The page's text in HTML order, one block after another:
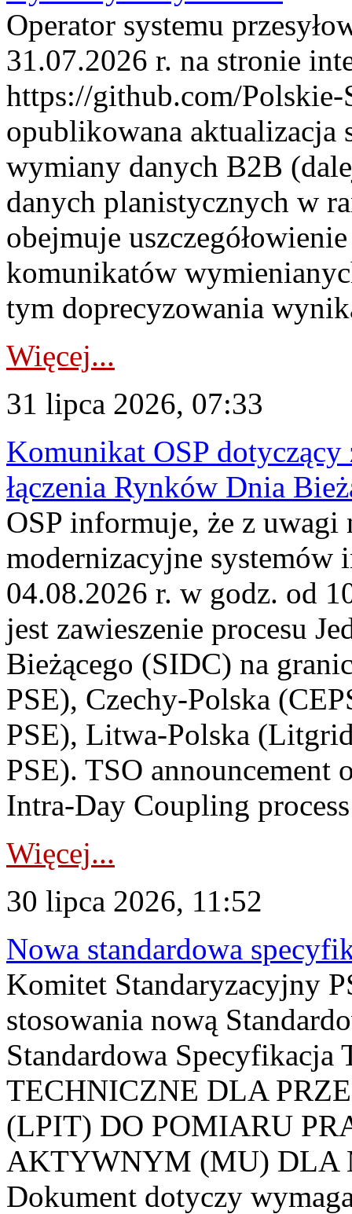
Operator systemu
31.07.2026 r. na stronie
https://github.com/Polskie-
opublikowana aktualizacja
wymiany danych B2B
danych planistycznych w
obejmuje
komunikatów
tym doprecyzowania
Więcej...
31 lipca 2026, 07:33
Komunikat OSP dotyczący
łączenia Rynków Dnia
OSP informuje, że z uwagi
modernizacyjne
04.08.2026 r. w godz. od
jest zawieszenie procesu
Bieżącego (SIDC) na
PSE), Czechy-Polska
PSE), Litwa-Polska
PSE). TSO announcement
Intra-Day Coupling
Więcej...
30 lipca 2026, 11:52
Nowa standardowa
Komitet Standaryzacyjny
stosowania nową
Standardowa
TECHNICZNE DLA
(LPIT) DO POMIARU
AKTYWNYM (MU) DLA
Dokument dotyczy